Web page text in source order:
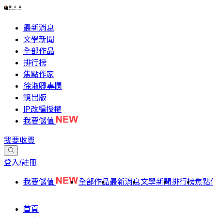
最新消息
文學新聞
全部作品
排行榜
焦點作家
徐淑卿專欄
鏡出版
IP改編授權
我要儲值
我要收費
登入/註冊
我要儲值 全部作品最新消息文學新聞排行榜焦點
首頁